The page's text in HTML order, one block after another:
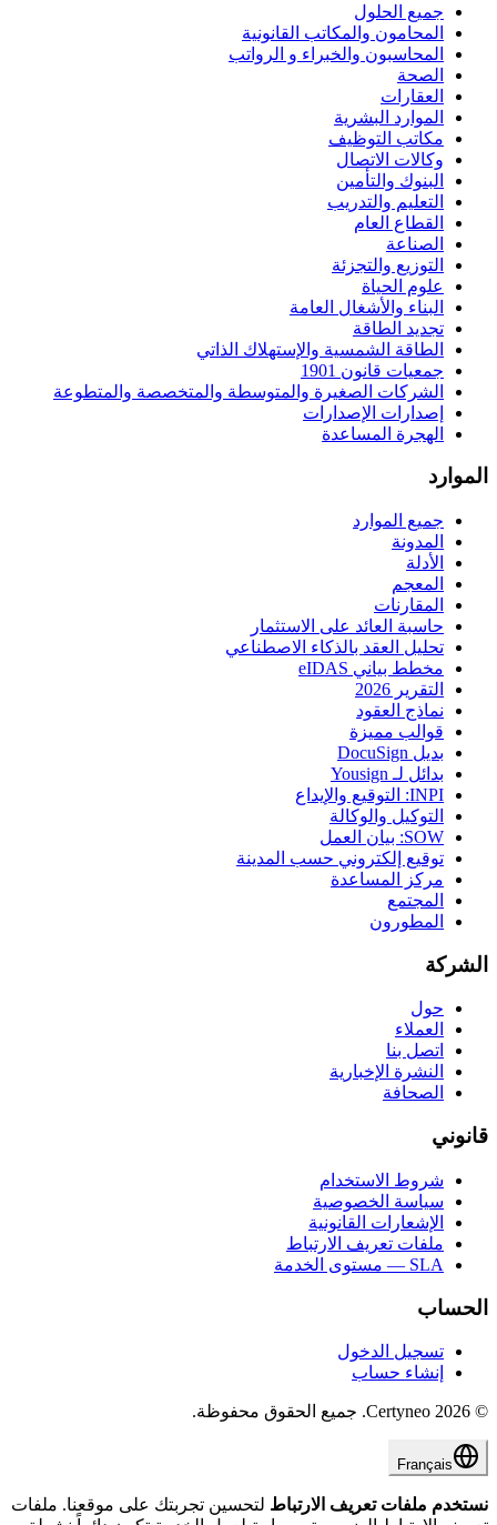
جميع الحلول
المحامون والمكاتب القانونية
المحاسبون والخبراء و الرواتب
الصحة
العقارات
الموارد البشرية
مكاتب التوظيف
وكالات الاتصال
البنوك والتأمين
التعليم والتدريب
القطاع العام
الصناعة
التوزيع والتجزئة
علوم الحياة
البناء والأشغال العامة
تجديد الطاقة
الطاقة الشمسية والإستهلاك الذاتي
جمعيات قانون 1901
الشركات الصغيرة والمتوسطة والمتخصصة والمتطوعة
إصدارات الإصدارات
الهجرة المساعدة
الموارد
جميع الموارد
المدونة
الأدلة
المعجم
المقارنات
حاسبة العائد على الاستثمار
تحليل العقد بالذكاء الاصطناعي
مخطط بياني eIDAS
التقرير 2026
نماذج العقود
قوالب مميزة
بديل DocuSign
بدائل لـ Yousign
INPI: التوقيع والإيداع
التوكيل والوكالة
SOW: بيان العمل
توقيع إلكتروني حسب المدينة
مركز المساعدة
المجتمع
المطورون
الشركة
حول
العملاء
اتصل بنا
النشرة الإخبارية
الصحافة
قانوني
شروط الاستخدام
سياسة الخصوصية
الإشعارات القانونية
ملفات تعريف الارتباط
SLA — مستوى الخدمة
الحساب
تسجيل الدخول
إنشاء حساب
©
2026 جميع الحقوق محفوظة.
Français
نستخدم ملفات تعريف الارتباط لتحسين تجربتك على موقعنا. ملفات